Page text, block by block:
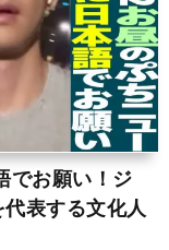
でお願い！ジ
表する文化人